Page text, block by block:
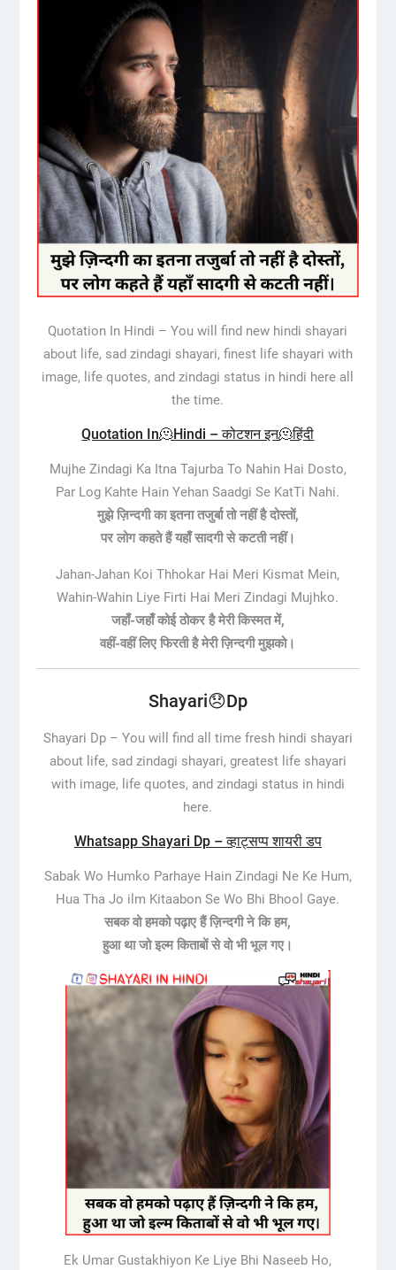
Quotation In Hindi – You will find new hindi shayari
about life, sad zindagi shayari, finest life shayari with
image, life quotes, and zindagi status in hindi here all
the time.
Quotation In🫠Hindi – कोटशन इन🫠हिंदी
Mujhe Zindagi Ka Itna Tajurba To Nahin Hai Dosto,
Par Log Kahte Hain Yehan Saadgi Se KatTi Nahi.
मुझे ज़िन्दगी का इतना तजुर्बा तो नहीं है दोस्तों,
पर लोग कहते हैं यहाँ सादगी से कटती नहीं।
Jahan-Jahan Koi Thhokar Hai Meri Kismat Mein,
Wahin-Wahin Liye Firti Hai Meri Zindagi Mujhko.
जहाँ-जहाँ कोई ठोकर है मेरी किस्मत में,
वहीं-वहीं लिए फिरती है मेरी ज़िन्दगी मुझको।
Shayari😞Dp
Shayari Dp – You will find all time fresh hindi shayari
about life, sad zindagi shayari, greatest life shayari
with image, life quotes, and zindagi status in hindi
here.
Whatsapp Shayari Dp – व्हाट्सप्प शायरी डप
Sabak Wo Humko Parhaye Hain Zindagi Ne Ke Hum,
Hua Tha Jo ilm Kitaabon Se Wo Bhi Bhool Gaye.
सबक वो हमको पढ़ाए हैं ज़िन्दगी ने कि हम,
हुआ था जो इल्म किताबों से वो भी भूल गए।
Ek Umar Gustakhiyon Ke Liye Bhi Naseeb Ho,